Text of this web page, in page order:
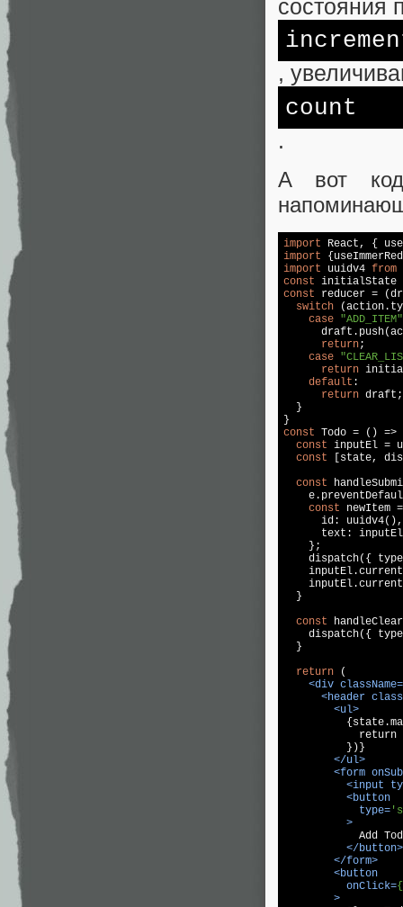
состояния
,
count
.
А вот
import React, {
import
import uuidv4 from
const
const reducer =
switch
case "ADD_ITEM"
return;
case
return
default :
return draft;
}
const Todo = () =>
const inputEl =
const [state,
const
const newItem
id: uuidv4(),
text:
};
dispatch({
}
const
dispatch({
}
return (
<div className=
<header
<ul>
return
})}
</ul>
<form
<input
<button
type=
>
Add
</button>
</form>
<button
onClick=
>